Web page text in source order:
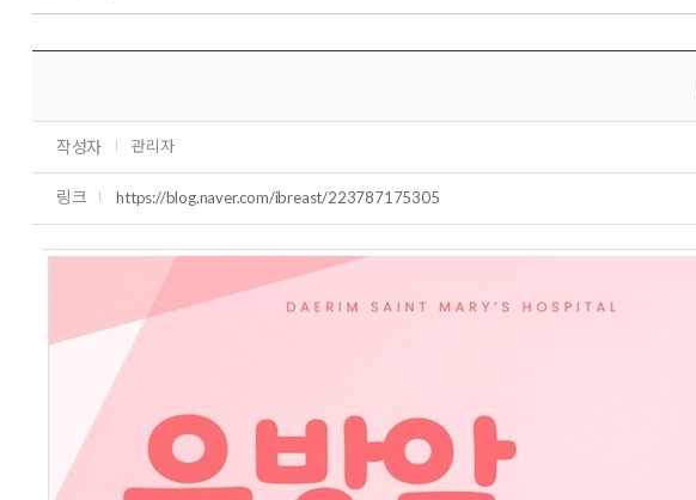
작성자 관리자
링크 https://blog.naver.com/ibreast/223787175305